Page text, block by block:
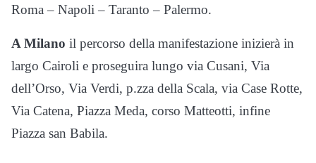
Roma – Napoli – Taranto – Palermo.
A Milano il percorso della manifestazione inizierà in
largo Cairoli e proseguira lungo via Cusani, Via
dell’Orso, Via Verdi, p.zza della Scala, via Case Rotte,
Via Catena, Piazza Meda, corso Matteotti, infine
Piazza san Babila.